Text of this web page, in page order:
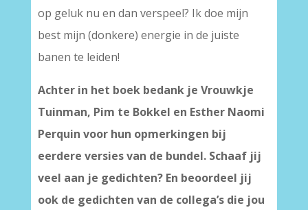
op geluk nu en dan verspeel? Ik doe mijn
best mijn (donkere) energie in de juiste
banen te leiden!
Achter in het boek bedank je Vrouwkje
Tuinman, Pim te Bokkel en Esther Naomi
Perquin voor hun opmerkingen bij
eerdere versies van de bundel. Schaaf jij
veel aan je gedichten? En beoordeel jij
ook de gedichten van de collega’s die jou